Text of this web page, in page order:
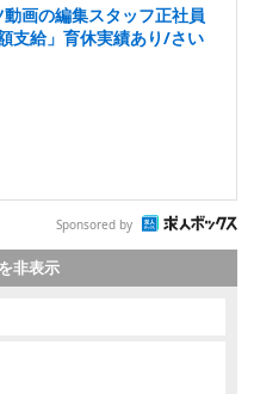
画の編集スタッフ正社員
支給」育休実績あり/さい
Sponsored by
非表示